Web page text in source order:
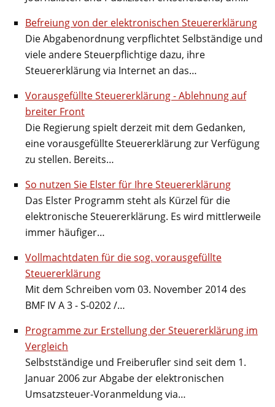
Befreiung von der elektronischen Steuererklärung
Die Abgabenordnung verpflichtet Selbständige und
viele andere Steuerpflichtige dazu, ihre
Steuererklärung via Internet an das…
Vorausgefüllte Steuererklärung - Ablehnung auf
breiter Front
Die Regierung spielt derzeit mit dem Gedanken,
eine vorausgefüllte Steuererklärung zur Verfügung
zu stellen. Bereits…
So nutzen Sie Elster für Ihre Steuererklärung
Das Elster Programm steht als Kürzel für die
elektronische Steuererklärung. Es wird mittlerweile
immer häufiger…
Vollmachtdaten für die sog. vorausgefüllte
Steuererklärung
Mit dem Schreiben vom 03. November 2014 des
BMF IV A 3 - S-0202 /…
Programme zur Erstellung der Steuererklärung im
Vergleich
Selbstständige und Freiberufler sind seit dem 1.
Januar 2006 zur Abgabe der elektronischen
Umsatzsteuer-Voranmeldung via…